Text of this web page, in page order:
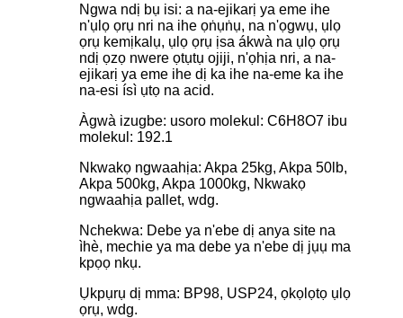
Ngwa ndị bụ isi: a na-ejikarị ya eme ihe
n'ụlọ ọrụ nri na ihe ọṅụṅụ, na n'ọgwụ, ụlọ
ọrụ kemịkalụ, ụlọ ọrụ ịsa ákwà na ụlọ ọrụ
ndị ọzọ nwere ọtụtụ ojiji, n'ọhịa nri, a na-
ejikarị ya eme ihe dị ka ihe na-eme ka ihe
na-esi ísì ụtọ na acid.
Àgwà izugbe: usoro molekul: C6H8O7 ibu
molekul: 192.1
Nkwakọ ngwaahịa: Akpa 25kg, Akpa 50lb,
Akpa 500kg, Akpa 1000kg, Nkwakọ
ngwaahịa pallet, wdg.
Nchekwa: Debe ya n'ebe dị anya site na
ìhè, mechie ya ma debe ya n'ebe dị jụụ ma
kpọọ nkụ.
Ụkpụrụ dị mma: BP98, USP24, ọkọlọtọ ụlọ
ọrụ, wdg.